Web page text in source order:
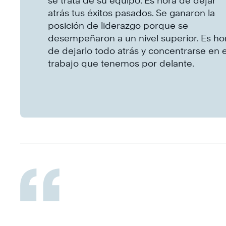
atrás tus éxitos pasados. Se ganaron la
posición de liderazgo porque se
desempeñaron a un nivel superior. Es
de dejarlo todo atrás y concentrarse en
trabajo que tenemos por delante.